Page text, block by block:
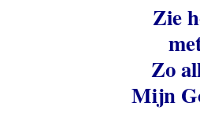
Zie
Zo
Mijn